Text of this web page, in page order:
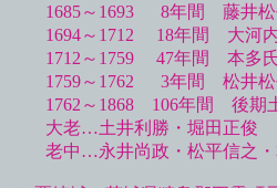
1685～1693 8年間 藤井松
1694～1712 18年間 大河内
1712～1759 47年間 本
1759～1762 3年間 松井松
1762～1868 106年間 後期
大老…土井利勝・堀田正俊
老中…永井尚政・松平信之・本